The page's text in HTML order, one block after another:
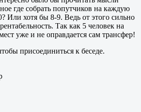
где собрать попутчиков на каждую
Или хотя бы 8-9. Ведь от этого сильно
Так как 5 человек на
уже и не оправдается сам трансфер!
присоединиться к беседе.